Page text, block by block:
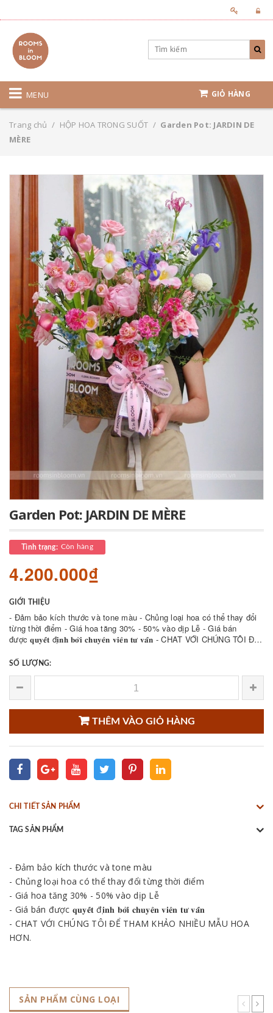
MENU GIỎ HÀNG
Trang chủ / HỘP HOA TRONG SUỐT / Garden Pot: JARDIN DE
MÈRE
Garden Pot: JARDIN DE MÈRE
Tình trạng: Còn hàng
4.200.000₫
GIỚI THIỆU
- Đảm bảo kích thước và tone màu - Chủng loại hoa có thể thay đổi
từng thời điểm - Giá hoa tăng 30% - 50% vào dịp Lễ - Giá bán
được 𝐪𝐮𝐲𝐞̂́𝐭 đ𝐢̣𝐧𝐡 𝐛𝐨̛̉𝐢 𝐜𝐡𝐮𝐲𝐞̂𝐧 𝐯𝐢𝐞̂𝐧 𝐭𝐮̛ 𝐯𝐚̂́𝐧 - CHAT VỚI CHÚNG TÔI ĐỂ
SỐ LƯỢNG:
THÊM VÀO GIỎ HÀNG
CHI TIẾT SẢN PHẨM
TAG SẢN PHẨM
- Đảm bảo kích thước và tone màu
- Chủng loại hoa có thể thay đổi từng thời điểm
- Giá hoa tăng 30% - 50% vào dịp Lễ
- Giá bán được 𝐪𝐮𝐲𝐞̂́𝐭 đ𝐢̣𝐧𝐡 𝐛𝐨̛̉𝐢 𝐜𝐡𝐮𝐲𝐞̂𝐧 𝐯𝐢𝐞̂𝐧 𝐭𝐮̛ 𝐯𝐚̂́𝐧
- CHAT VỚI CHÚNG TÔI ĐỂ THAM KHẢO NHIỀU MẪU HOA
HƠN.
SẢN PHẨM CÙNG LOẠI